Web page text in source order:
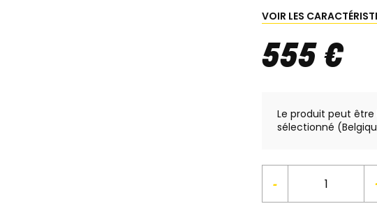
VOIR LES
555 €
Le produit peut
sélectionné
-